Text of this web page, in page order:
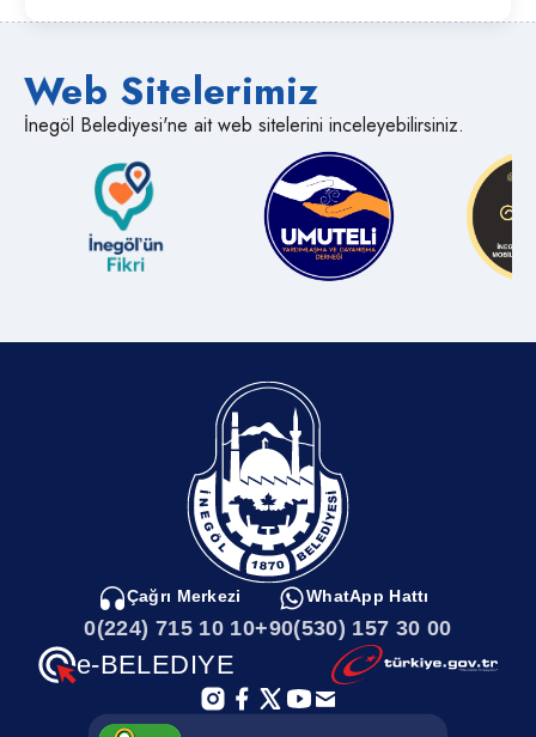
Web Sitelerimiz
İnegöl Belediyesi'ne ait web sitelerini inceleyebilirsiniz.
Çağrı Merkezi
0(224) 715 10 10
WhatApp Hattı
+90(530) 157 30 00
e-BELEDIYE